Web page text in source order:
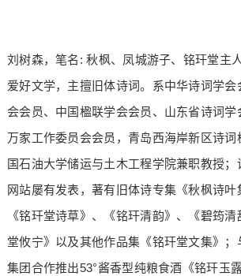
刘树森，笔名: 秋枫、凤城游子、铭玕堂主
爱好文学，主擅旧体诗词。系中华诗词学
会会员、中国楹联学会会员、山东省诗词
万家工作委员会会员，青岛西海岸新区诗词
国石油大学储运与土木工程学院兼职教授
网站屡有发表，著有旧体诗专集《秋枫诗
《铭玕堂诗草》、《铭玕清韵》、《碧筠
堂攸宁》以及其他作品集《铭玕堂文集》；
集团合作推出53°酱香型纯粮食酒《铭玕玉